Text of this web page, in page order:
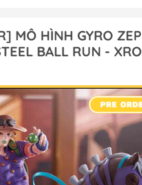
MÔ HÌNH GYRO
BALL RUN -